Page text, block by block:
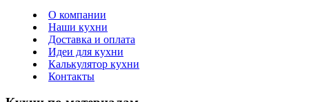
О компании
Наши кухни
Доставка и оплата
Идеи для кухни
Калькулятор кухни
Контакты